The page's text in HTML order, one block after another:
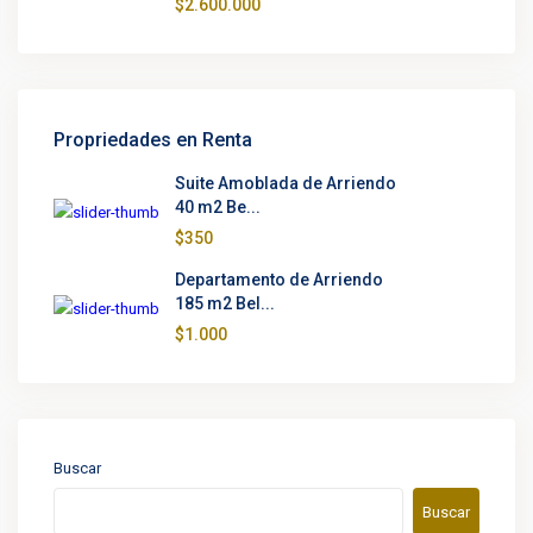
$2.600.000
Propriedades en Renta
Suite Amoblada de Arriendo
40 m2 Be...
$350
Departamento de Arriendo
185 m2 Bel...
$1.000
Buscar
Buscar